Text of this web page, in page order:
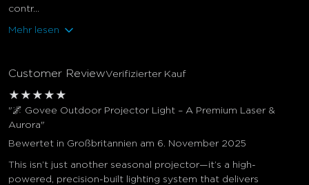
contr...
Mehr lesen
Customer ReviewVerifizierter Kauf
★ ★ ★ ★ ★
"🌌 Govee Outdoor Projector Light – A Premium Laser &
Aurora"
Bewertet in Großbritannien am 6. November 2025
This isn’t just another seasonal projector—it’s a high-
powered, precision-built lighting system that delivers